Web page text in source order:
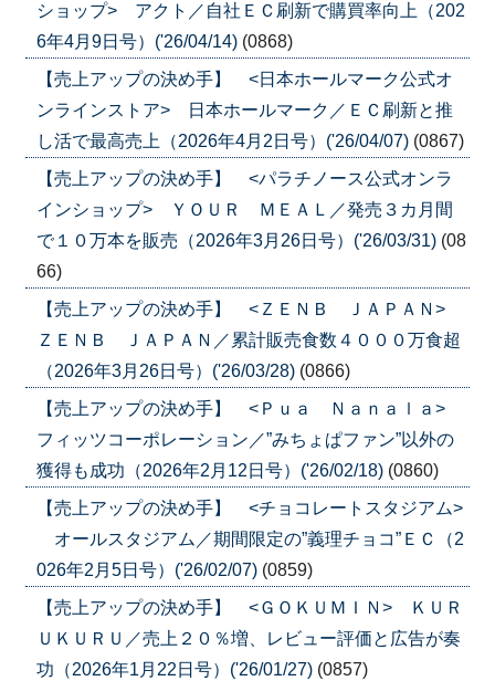
ショップ> アクト／自社ＥＣ刷新で購買率向上（202
6年4月9日号）('26/04/14) (0868)
【売上アップの決め手】 <日本ホールマーク公式オ
ンラインストア> 日本ホールマーク／ＥＣ刷新と推
し活で最高売上（2026年4月2日号）('26/04/07) (0867)
【売上アップの決め手】 <パラチノース公式オンラ
インショップ> ＹＯＵＲ ＭＥＡＬ／発売３カ月間
で１０万本を販売（2026年3月26日号）('26/03/31) (08
66)
【売上アップの決め手】 <ＺＥＮＢ ＪＡＰＡＮ>
ＺＥＮＢ ＪＡＰＡＮ／累計販売食数４０００万食超
（2026年3月26日号）('26/03/28) (0866)
【売上アップの決め手】 <Ｐｕａ Ｎａｎａｌａ>
フィッツコーポレーション／”みちょぱファン”以外の
獲得も成功（2026年2月12日号）('26/02/18) (0860)
【売上アップの決め手】 <チョコレートスタジアム>
オールスタジアム／期間限定の”義理チョコ”ＥＣ（2
026年2月5日号）('26/02/07) (0859)
【売上アップの決め手】 <ＧＯＫＵＭＩＮ> ＫＵＲ
ＵＫＵＲＵ／売上２０％増、レビュー評価と広告が奏
功（2026年1月22日号）('26/01/27) (0857)